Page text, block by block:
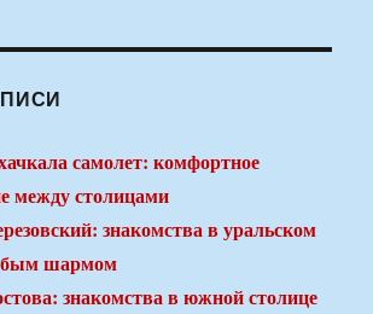
самолет: комфортное
между столицами
знакомства в уральском
шармом
знакомства в южной столице